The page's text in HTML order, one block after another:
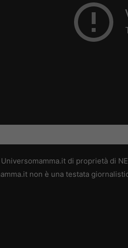
Universomamma.it di proprietà di
non è una testata